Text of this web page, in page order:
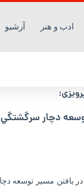
ادب و هنر آرشیو
دچار
يافتن مسير توسعه